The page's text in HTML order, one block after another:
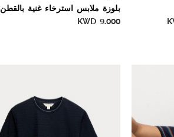
بلوزة ملابس استرخاء غنية بالقطن
KWD 9.000